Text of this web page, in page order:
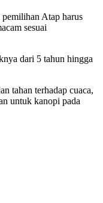
Atap harus
sesuai
dari 5 tahun hingga
tahan terhadap cuaca,
untuk kanopi pada